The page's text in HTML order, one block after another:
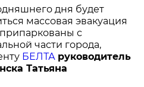
дня будет
массовая эвакуация
с
части города,
БЕЛТА руководитель
Татьяна